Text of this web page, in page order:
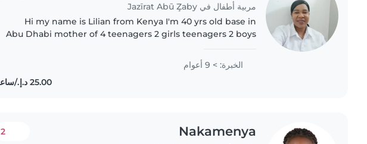
مربية أطفال في Jazīrat Abū Z̧aby
Hi my name is Lilian from Kenya I'm 40 yrs old base in
Abu Dhabi mother of 4 teenagers 2 girls teenagers 2 boys
Dhabi as..
الخبرة: > 9 أعوام
Nakamenya
2